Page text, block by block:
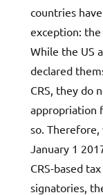
countries
exception: the
While the US
declared
CRS, they do
appropriation
so.
January 1
CRS-based
signatories,